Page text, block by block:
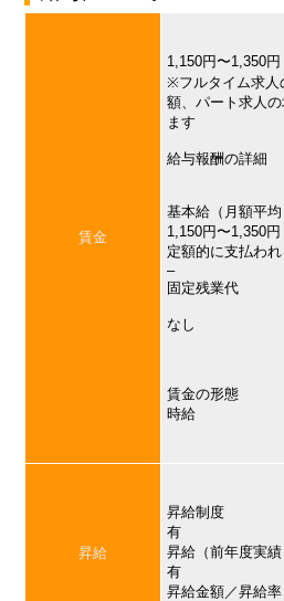
賃金
1,150円〜1,350円
※フルタイム求人
額、パート求人
ます
給与報酬の詳細
基本給（月額平
1,150円〜1,350円
定額的に支払われ
–
固定残業代
なし
賃金の形態
時給
昇給
昇給制度
有
昇給（前年度実績
有
昇給金額／昇給率